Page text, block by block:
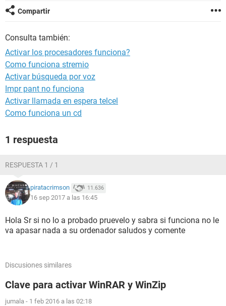
Compartir
Consulta también:
Activar los procesadores funciona?
Como funciona stremio
Activar búsqueda por voz
Impr pant no funciona
Activar llamada en espera telcel
Como funciona un cd
1 respuesta
RESPUESTA 1 / 1
piratacrimson 11.636
16 sep 2017 a las 16:45
Hola Sr si no lo a probado pruevelo y sabra si funciona no le
va apasar nada a su ordenador saludos y comente
Discusiones similares
Clave para activar WinRAR y WinZip
jumala - 1 feb 2016 a las 02:18